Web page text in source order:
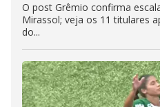
O post Grêmio confirma
Mirassol; veja os 11 titulares
do...